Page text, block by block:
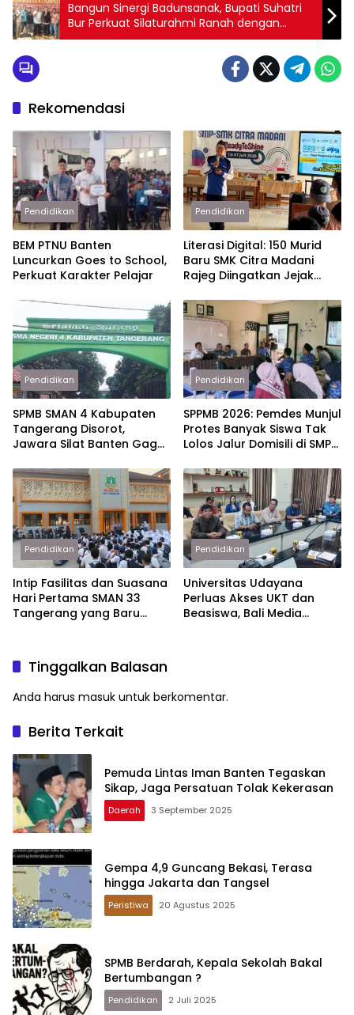
Bangun Sinergi Badunsanak, Bupati Suhatri
Bur Perkuat Silaturahmi Ranah dengan
Rantau
Rekomendasi
Pendidikan
BEM PTNU Banten
Luncurkan Goes to School,
Perkuat Karakter Pelajar
Pendidikan
Literasi Digital: 150 Murid
Baru SMK Citra Madani
Rajeg Diingatkan Jejak
Pendidikan
SPMB SMAN 4 Kabupaten
Tangerang Disorot,
Jawara Silat Banten Gagal
Pendidikan
SPPMB 2026: Pemdes Munjul
Protes Banyak Siswa Tak
Lolos Jalur Domisili di SMPN
Pendidikan
Intip Fasilitas dan Suasana
Hari Pertama SMAN 33
Tangerang yang Baru
Pendidikan
Universitas Udayana
Perluas Akses UKT dan
Beasiswa, Bali Media
Tinggalkan Balasan
Anda harus masuk untuk berkomentar.
Berita Terkait
Pemuda Lintas Iman Banten Tegaskan
Sikap, Jaga Persatuan Tolak Kekerasan
Daerah 3 September 2025
Gempa 4,9 Guncang Bekasi, Terasa
hingga Jakarta dan Tangsel
Peristiwa 20 Agustus 2025
SPMB Berdarah, Kepala Sekolah Bakal
Bertumbangan ?
Pendidikan 2 Juli 2025